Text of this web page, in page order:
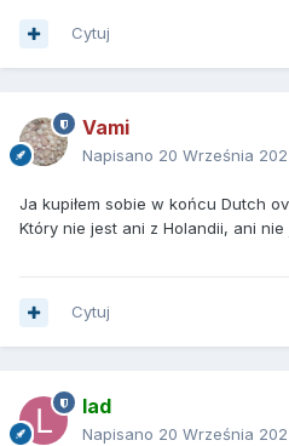
Cytuj
Vami
Napisano 20 Września
Ja kupiłem sobie w końcu Dutch
Który nie jest ani z Holandii, ani nie
Cytuj
lad
Napisano 20 Września